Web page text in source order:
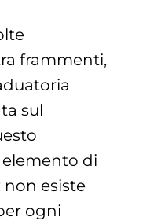
frammenti,
sul
di
non esiste
ogni